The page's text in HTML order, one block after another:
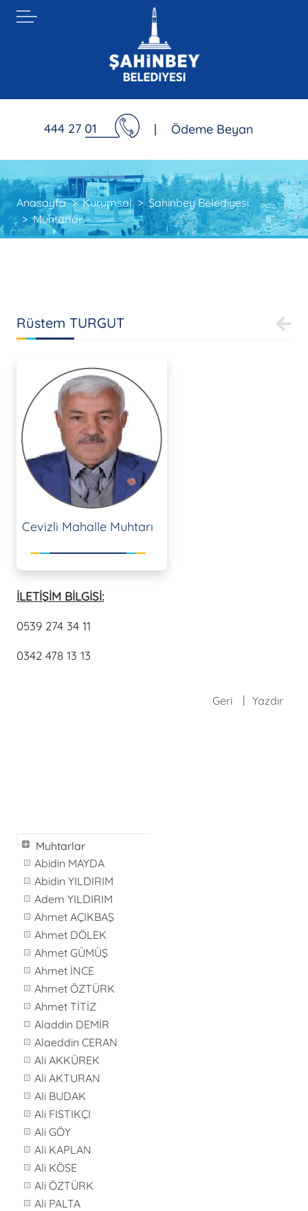
444 27 01 | Ödeme Beyan
Anasayfa Kurumsal
Şahinbey Belediyesi
Muhtarlar
Rüstem TURGUT
Cevizli Mahalle Muhtarı
İLETİŞİM BİLGİSİ:
0539 274 34 11
0342 478 13 13
Geri Yazdır
Muhtarlar
Abidin MAYDA
Abidin YILDIRIM
Adem YILDIRIM
Ahmet AÇIKBAŞ
Ahmet DÖLEK
Ahmet GÜMÜŞ
Ahmet İNCE
Ahmet ÖZTÜRK
Ahmet TİTİZ
Aladdin DEMİR
Alaeddin CERAN
Ali AKKÜREK
Ali AKTURAN
Ali BUDAK
Ali FISTIKÇI
Ali GÖY
Ali KAPLAN
Ali KÖSE
Ali ÖZTÜRK
Ali PALTA